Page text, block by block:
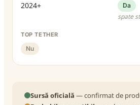
2024+ Da
spate
TOP TETHER
Nu
Sursă oficială — confirmat de